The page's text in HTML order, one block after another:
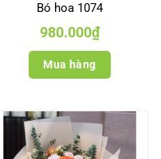
Bó hoa 1074
980.000₫
Mua hàng